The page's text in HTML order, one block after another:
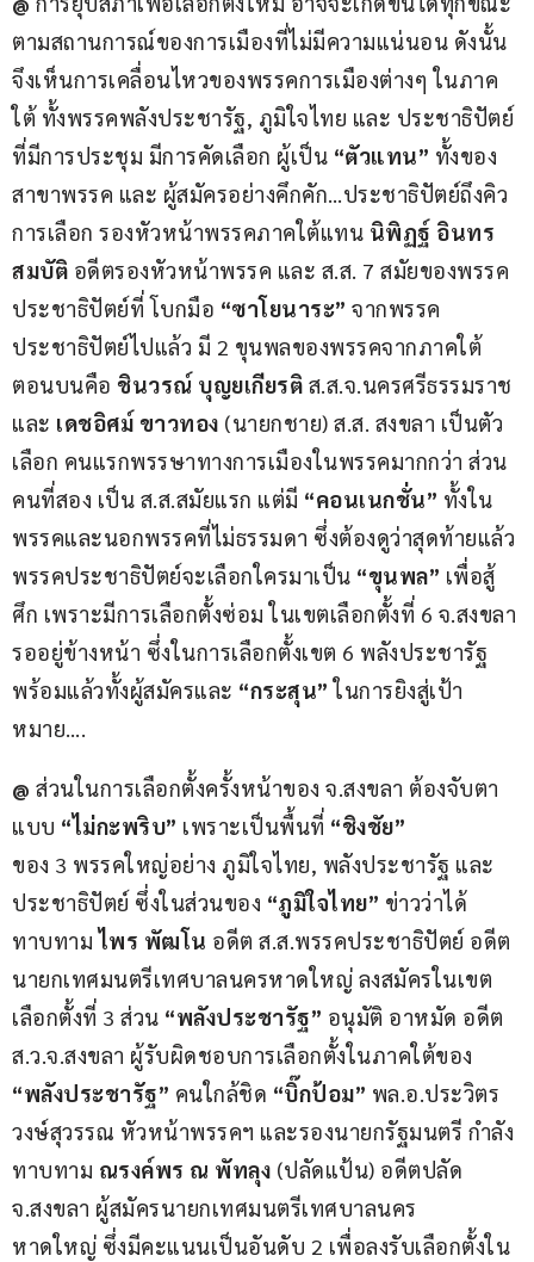
ตามสถานการณ์ของการเมืองที่ไม่มีความแน่นอน ดังนั้น
จึงเห็นการเคลื่อนไหวของพรรคการเมืองต่างๆ ในภาค
ใต้ ทั้งพรรคพลังประชารัฐ, ภูมิใจไทย และ ประชาธิปัตย์
ที่มีการประชุม มีการคัดเลือก ผู้เป็น “ตัวแทน” ทั้งของ
สาขาพรรค และ ผู้สมัครอย่างคึกคัก…ประชาธิปัตย์ถึงคิว
การเลือก รองหัวหน้าพรรคภาคใต้แทน นิพิฏฐ์ อินทร
สมบัติ อดีตรองหัวหน้าพรรค และ ส.ส. 7 สมัยของพรรค
ประชาธิปัตย์ที่ โบกมือ “ซาโยนาระ” จากพรรค
ประชาธิปัตย์ไปแล้ว มี 2 ขุนพลของพรรคจากภาคใต้
ตอนบนคือ ชินวรณ์ บุญยเกียรติ ส.ส.จ.นครศรีธรรมราช
และ เดชอิศม์ ขาวทอง (นายกชาย) ส.ส. สงขลา เป็นตัว
เลือก คนแรกพรรษาทางการเมืองในพรรคมากกว่า ส่วน
คนที่สอง เป็น ส.ส.สมัยแรก แต่มี “คอนเนกชั่น” ทั้งใน
พรรคและนอกพรรคที่ไม่ธรรมดา ซึ่งต้องดูว่าสุดท้ายแล้ว
พรรคประชาธิปัตย์จะเลือกใครมาเป็น “ขุนพล” เพื่อสู้
ศึก เพราะมีการเลือกตั้งซ่อม ในเขตเลือกตั้งที่ 6 จ.สงขลา
รออยู่ข้างหน้า ซึ่งในการเลือกตั้งเขต 6 พลังประชารัฐ
พร้อมแล้วทั้งผู้สมัครและ “กระสุน” ในการยิงสู่เป้า
หมาย….
@ ส่วนในการเลือกตั้งครั้งหน้าของ จ.สงขลา ต้องจับตา
แบบ “ไม่กะพริบ” เพราะเป็นพื้นที่ “ชิงชัย”
ของ 3 พรรคใหญ่อย่าง ภูมิใจไทย, พลังประชารัฐ และ
ประชาธิปัตย์ ซึ่งในส่วนของ “ภูมิใจไทย” ข่าวว่าได้
ทาบทาม ไพร พัฒโน อดีต ส.ส.พรรคประชาธิปัตย์ อดีต
นายกเทศมนตรีเทศบาลนครหาดใหญ่ ลงสมัครในเขต
เลือกตั้งที่ 3 ส่วน “พลังประชารัฐ” อนุมัติ อาหมัด อดีต
ส.ว.จ.สงขลา ผู้รับผิดชอบการเลือกตั้งในภาคใต้ของ
“พลังประชารัฐ” คนใกล้ชิด “บิ๊กป้อม” พล.อ.ประวิตร
วงษ์สุวรรณ หัวหน้าพรรคฯ และรองนายกรัฐมนตรี กำลัง
ทาบทาม ณรงค์พร ณ พัทลุง (ปลัดแป้น) อดีตปลัด
จ.สงขลา ผู้สมัครนายกเทศมนตรีเทศบาลนคร
หาดใหญ่ ซึ่งมีคะแนนเป็นอันดับ 2 เพื่อลงรับเลือกตั้งใน